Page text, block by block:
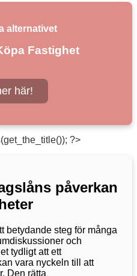
alternativet
Fastighet
här!
påverkan
betydande steg för många
och
tydligt att ett
vara nyckeln till att
Den rätta